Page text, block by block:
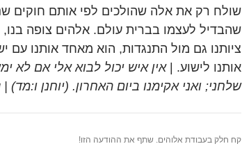
שולח רק את אלה שהולכים לפי אותם חוקים
שהבדיל לעצמו בברית עולם. אלהים צופה
ציותנו גם מול התנגדות, הוא מאחד אותנו עם
אותנו לישוע. |אין איש יכול לבוא אלי אם לא
שלחני; ואני אקימנו ביום האחרון. (יוחנן ו:מד) | toratelohim.org
קח חלק בעבודת אלוהים. שתף את ההודעה הזו!